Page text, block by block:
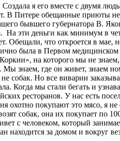
я его вместе с двумя
В Питере обещанные приюты
бывшего губернатора В.
На эти деньги как минимум в
что откроется в мае,
была в Первом
на которого мы не
знаем, где он живет, знаем
собак. Но все виварии
Когда мы стали бегать и
ресторанов. У нас есть
охотно покупают это мясо, я
собак, она их покупает по
с человеком, который
за домом и вокруг